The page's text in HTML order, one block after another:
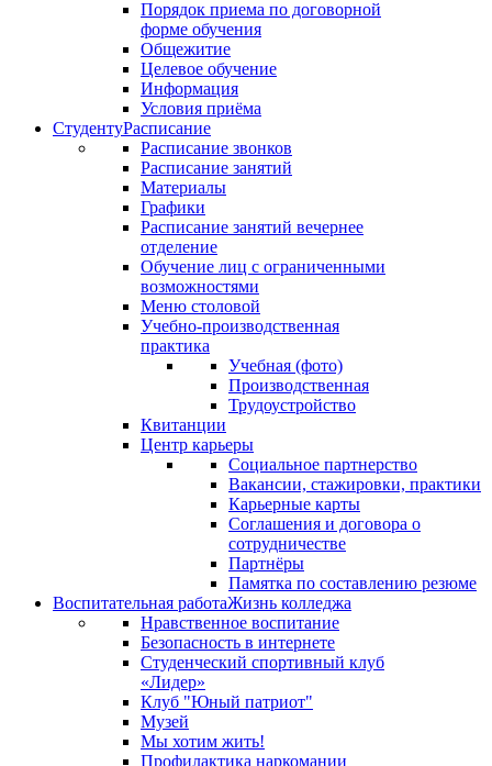
Порядок приема по договорной
форме обучения
Общежитие
Целевое обучение
Информация
Условия приёма
СтудентуРасписание
Расписание звонков
Расписание занятий
Материалы
Графики
Расписание занятий вечернее
отделение
Обучение лиц с ограниченными
возможностями
Меню столовой
Учебно-производственная
практика
Учебная (фото)
Производственная
Трудоустройство
Квитанции
Центр карьеры
Социальное партнерство
Вакансии, стажировки, практики
Карьерные карты
Соглашения и договора о
сотрудничестве
Партнёры
Памятка по составлению резюме
Воспитательная работаЖизнь колледжа
Нравственное воспитание
Безопасность в интернете
Студенческий спортивный клуб
«Лидер»
Клуб "Юный патриот"
Музей
Мы хотим жить!
Профилактика наркомании